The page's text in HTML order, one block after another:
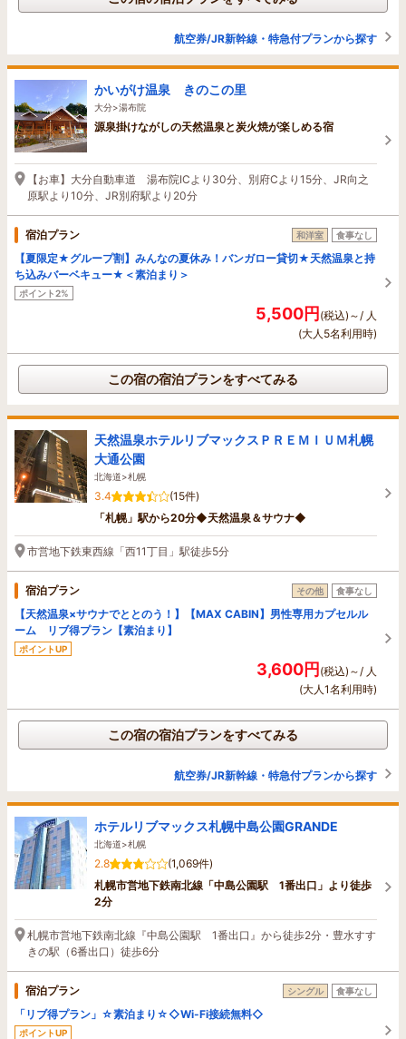
航空券/JR新幹線・特急付プランから探す
かいがけ温泉 きのこの里
大分>湯布院
源泉掛けながしの天然温泉と炭火焼が楽しめる宿
【お車】大分自動車道 湯布院ICより30分、別府Cより15分、JR向之
原駅より10分、JR別府駅より20分
宿泊プラン 和洋室 食事なし
【夏限定★グループ割】みんなの夏休み！バンガロー貸切★天然温泉と持
ち込みバーベキュー★＜素泊まり＞
ポイント2%
5,500円(税込)～/ 人
(大人5名利用時)
この宿の宿泊プランをすべてみる
天然温泉ホテルリブマックスＰＲＥＭＩＵＭ札幌
大通公園
北海道>札幌
3.4
(15件)
「札幌」駅から20分◆天然温泉＆サウナ◆
市営地下鉄東西線「西11丁目」駅徒歩5分
宿泊プラン その他 食事なし
【天然温泉×サウナでととのう！】【MAX CABIN】男性専用カプセルル
ーム リブ得プラン【素泊まり】
ポイントUP
3,600円(税込)～/ 人
(大人1名利用時)
この宿の宿泊プランをすべてみる
航空券/JR新幹線・特急付プランから探す
ホテルリブマックス札幌中島公園GRANDE
北海道>札幌
2.8
(1,069件)
札幌市営地下鉄南北線「中島公園駅 1番出口」より徒歩
2分
札幌市営地下鉄南北線『中島公園駅 1番出口』から徒歩2分・豊水すす
きの駅（6番出口）徒歩6分
宿泊プラン シングル 食事なし
「リブ得プラン」☆素泊まり☆◇Wi-Fi接続無料◇
ポイントUP